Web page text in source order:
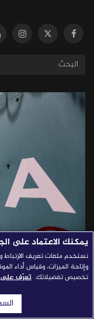
الصحافة
لمواجهة
الإسرائيلي
يمكنك الاعتماد على
نستخدم ملفات تعريف الارتباط
وإتاحة الميزات، وقياس أداء
تخصيص تفضيلاتك. تعرّف على